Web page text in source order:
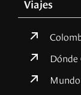
Viajes
Dónde
Mundo